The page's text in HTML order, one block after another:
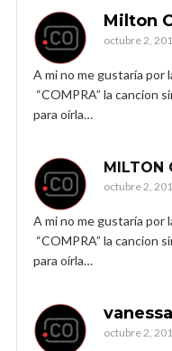
Milton
octubre 2,
A mi no me gustaría por
“COMPRA” la cancion
para oírla…
MILTON
octubre 2,
A mi no me gustaría por
“COMPRA” la cancion
para oírla…
octubre 2,